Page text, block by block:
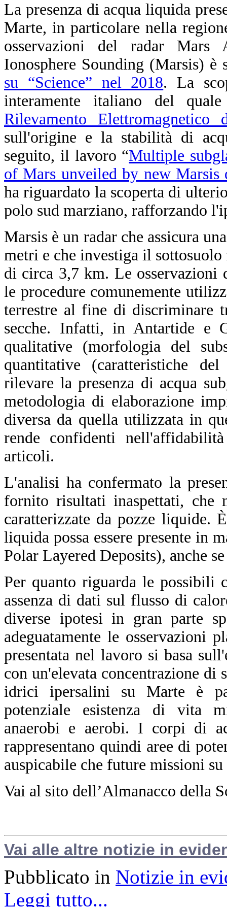
La presenza di acqua liquida
Marte, in particolare nella
osservazioni del radar Mars
Ionosphere Sounding (Marsis)
su “Science” nel 2018. La
interamente italiano del
Rilevamento Elettromagnetico
sull'origine e la stabilità di
seguito, il lavoro “Multiple
of Mars unveiled by new Marsis
ha riguardato la scoperta di
polo sud marziano, rafforzando
Marsis è un radar che assicura
metri e che investiga il
di circa 3,7 km. Le osservazioni
le procedure comunemente
terrestre al fine di discriminare
secche. Infatti, in Antartide e
qualitative (morfologia del
quantitative (caratteristiche
rilevare la presenza di acqua
metodologia di elaborazione
diversa da quella utilizzata in
rende confidenti
articoli.
L'analisi ha confermato la
fornito risultati inaspettati, che
caratterizzate da pozze liquide.
liquida possa essere presente in
Polar Layered Deposits), anche
Per quanto riguarda le possibili
assenza di dati sul flusso di
diverse ipotesi in gran parte
adeguatamente le osservazioni
presentata nel lavoro si basa
con un'elevata concentrazione
idrici ipersalini su Marte è
potenziale esistenza di vita
anaerobi e aerobi. I corpi di
rappresentano quindi aree di
auspicabile che future missioni
Vai al sito dell’Almanacco della
Vai alle altre notizie in
Pubblicato in Notizie in
Leggi tutto...